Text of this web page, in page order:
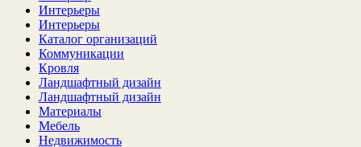
Интерьеры
Интерьеры
Каталог организаций
Коммуникации
Кровля
Ландшафтный дизайн
Ландшафтный дизайн
Материалы
Мебель
Недвижимость